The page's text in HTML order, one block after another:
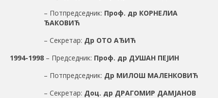
– Потпредседник: Проф. др КОРНЕЛИА
ЂАКОВИЋ
– Секретар: Др ОТО АЂИЋ
1994-1998 – Председник: Проф. др ДУШАН ПЕЈИН
– Потпредседник: Др МИЛОШ МАЛЕНКОВИЋ
– Секретар: Доц. др ДРАГОМИР ДАМЈАНОВ